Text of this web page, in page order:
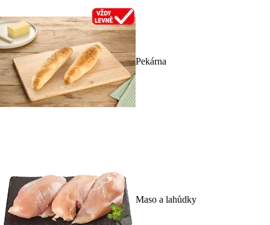
Pekárna
Maso a lahůdky